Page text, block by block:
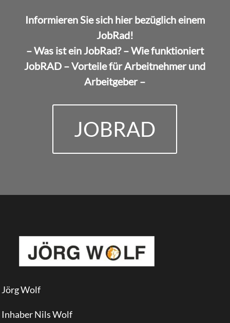
Informieren Sie sich hier bezüglich einem
JobRad!
– Was ist ein JobRad? – Wie funktioniert
JobRAD – Vorteile für Arbeitnehmer und
Arbeitgeber –
JOBRAD
Jörg Wolf
Inhaber Nils Wolf